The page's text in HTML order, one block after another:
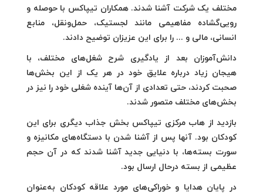
مختلف یک شرکت آشنا شدند. همکاران تیپاکس با حوصله و
رویی‌گشاده مفاهیمی مانند لجستیک، حمل‌ونقل، منابع
انسانی، مالی و ... را برای این عزیزان توضیح دادند.
دانش‌آموزان بعد از یادگیری شرح شغل‌های مختلف، با
هیجان زیاد درباره علایق خود در هر یک از این بخش‌ها
صحبت کردند، حتی تعدادی از آن‌ها آینده شغلی خود را نیز در
بخش‌های مختلف متصور شدند.
بازدید از هاب مرکزی تیپاکس بخش جذاب دیگری برای این
کودکان بود. آنها پس از آشنا شدن با دستگاه‌های مکانیزه و
سورت بسته‌ها، با دنیایی جدید آشنا شدند که در آن حجم
عظیمی از بسته درحال ارسال بود.
در پایان هدایا و خوراکی‌های مورد علاقه کودکان به‌عنوان